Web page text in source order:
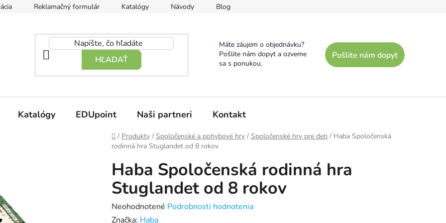
Reklamačný formulár Katalógy Návody Blog
HĽADAŤ
Máte záujem o objednávku?
Pošlite nám dopyt a ozveme
sa s ponukou.
Pošlite nám dopyt
Katalógy EDUpoint Naši partneri Kontakt
Domov
/ Produkty / Spoločenské a pohybové hry / Spoločenské hry pre deti / Haba Spoločenská
rodinná hra Stuglandet od 8 rokov
Haba Spoločenská rodinná hra
Stuglandet od 8 rokov
Priemerné
hodnotenie
Neohodnotené Podrobnosti hodnotenia
Značka: Haba